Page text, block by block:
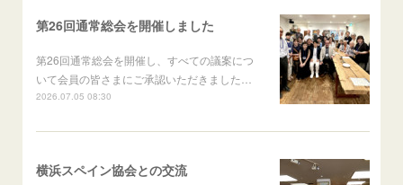
第26回通常総会を開催しました
第26回通常総会を開催し、すべての議案につ
いて会員の皆さまにご承認いただきました…
2026.07.05 08:30
横浜スペイン協会との交流